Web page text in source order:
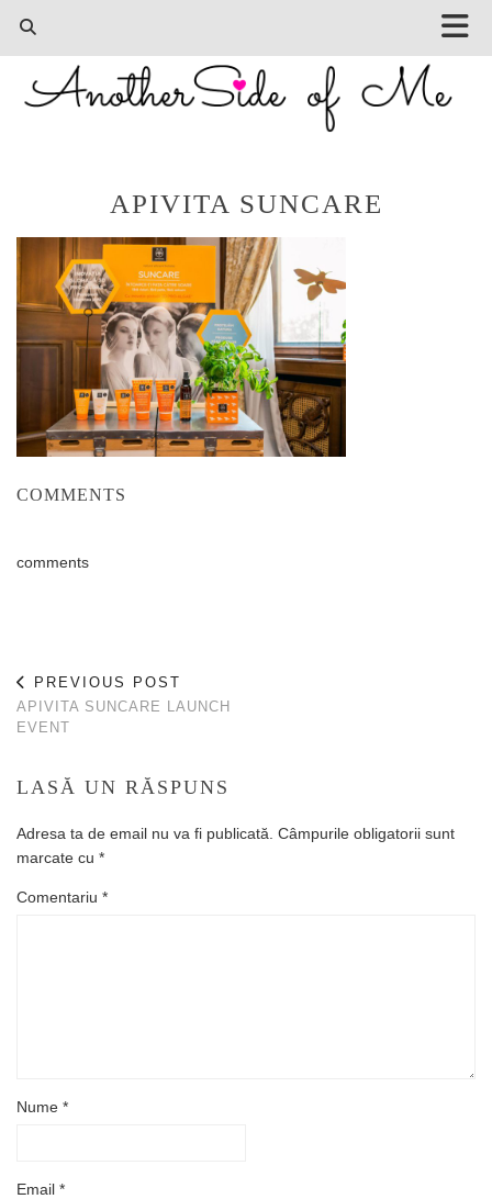
APIVITA SUNCARE
COMMENTS
comments
PREVIOUS POST
APIVITA SUNCARE LAUNCH
EVENT
LASĂ UN RĂSPUNS
Adresa ta de email nu va fi publicată. Câmpurile obligatorii sunt
marcate cu *
Comentariu *
Nume *
Email *